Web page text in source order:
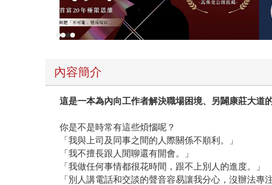
內容簡介
這是一本為內向工作者解決職場困境、另闢康莊大道
你是不是時常有這些煩惱呢？
「我與上司及同事之間的人際關係不順利。」
「我不擅長跟人閒聊還有開會。」
「我做任何事情都很花時間，跟不上別人的進度。」
「別人講電話和交談的聲音容易讓我分心，沒辦法專